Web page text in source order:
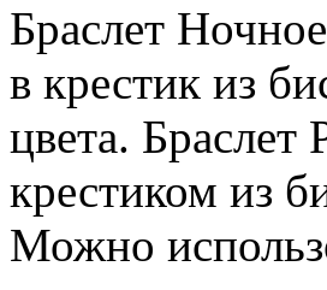
Браслет
в крестик из
цвета.
крестиком из
Можно